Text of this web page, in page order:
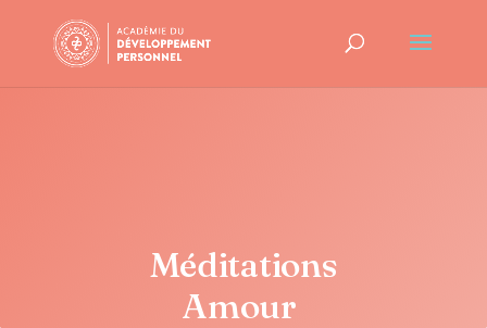
Méditations
Amour